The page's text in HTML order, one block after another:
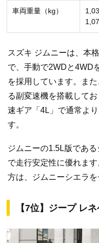
車両重量（kg）
スズキ ジムニーは、本
で、手動で2WDと4WD
を採用しています。ま
る副変速機を搭載して
速ギア「4L」で通常よ
す。
ジムニーの1.5L版であ
で走行安定性に優れま
方は、ジムニーシエラを
【7位】ジープ レ